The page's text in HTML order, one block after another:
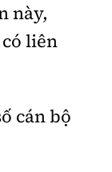
này,
liên
cán bộ